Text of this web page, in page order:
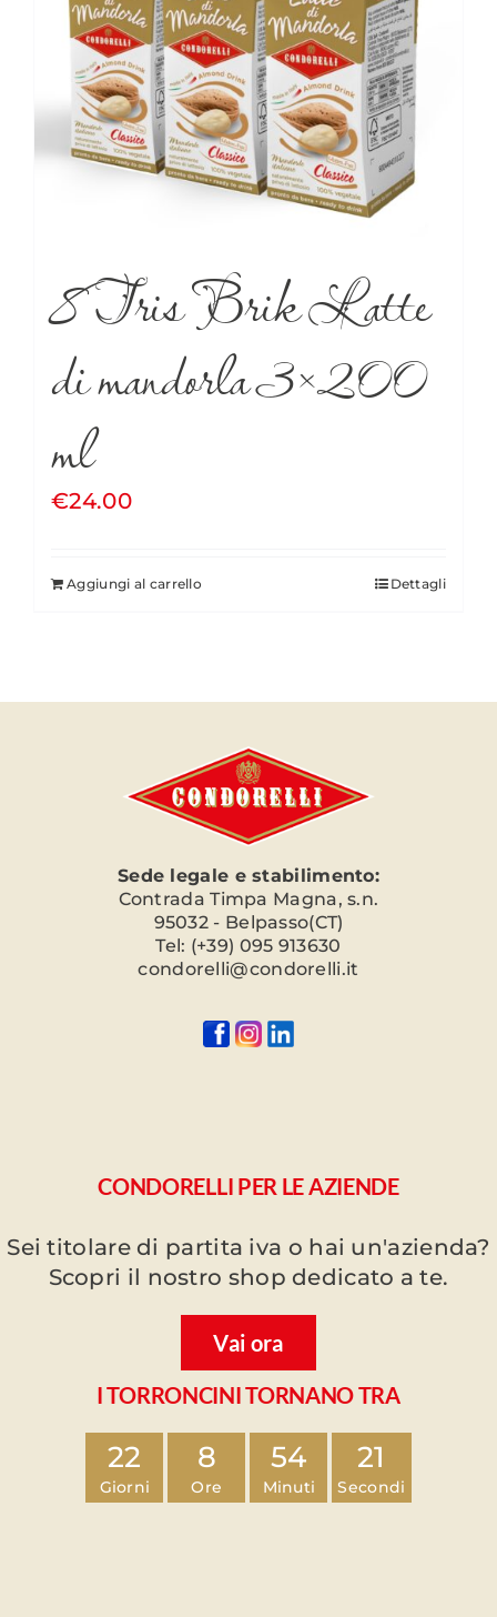
8 Tris Brik Latte
di mandorla 3×200
ml
€24.00
Aggiungi al carrello Dettagli
Sede legale e stabilimento:
Contrada Timpa Magna, s.n.
95032 - Belpasso(CT)
Tel: (+39) 095 913630
condorelli@condorelli.it
CONDORELLI PER LE AZIENDE
Sei titolare di partita iva o hai un'azienda?
Scopri il nostro shop dedicato a te.
Vai ora
I TORRONCINI TORNANO TRA
22
Giorni
8
Ore
54
Minuti
20
Secondi